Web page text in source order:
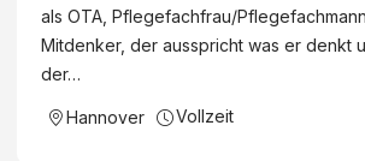
als OTA, Pflegefachfrau/
Mitdenker, der ausspricht was er denkt
der…
Hannover Vollzeit